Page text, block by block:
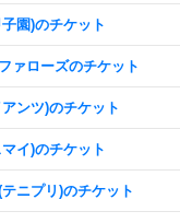
園)のチケット
ァローズのチケット
ンツ)のチケット
イ)のチケット
ニプリ)のチケット